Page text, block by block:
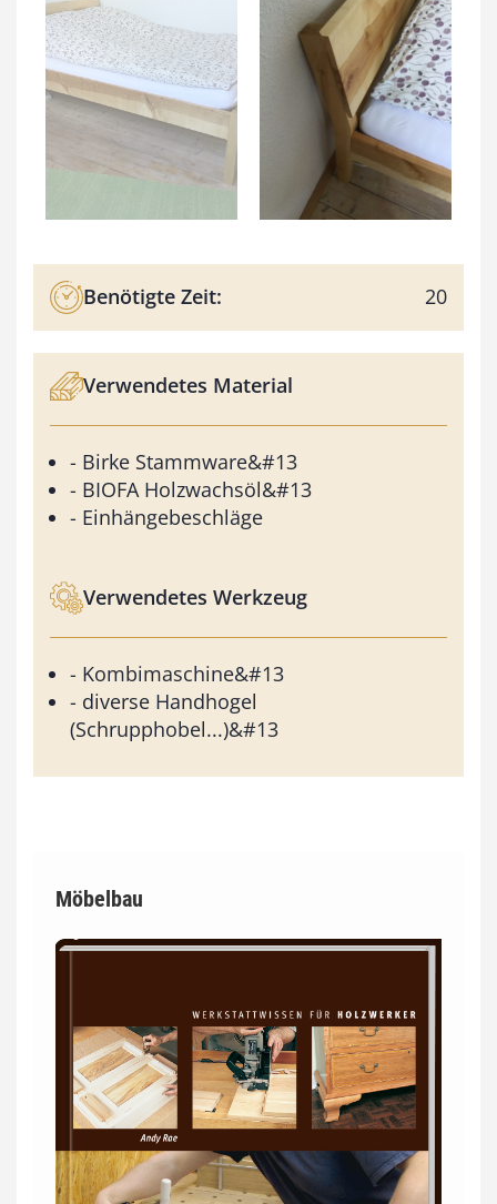
Benötigte Zeit: 20
Verwendetes Material
- Birke Stammware&#13
- BIOFA Holzwachsöl&#13
- Einhängebeschläge
Verwendetes Werkzeug
- Kombimaschine&#13
- diverse Handhogel
(Schrupphobel...)&#13
Möbelbau